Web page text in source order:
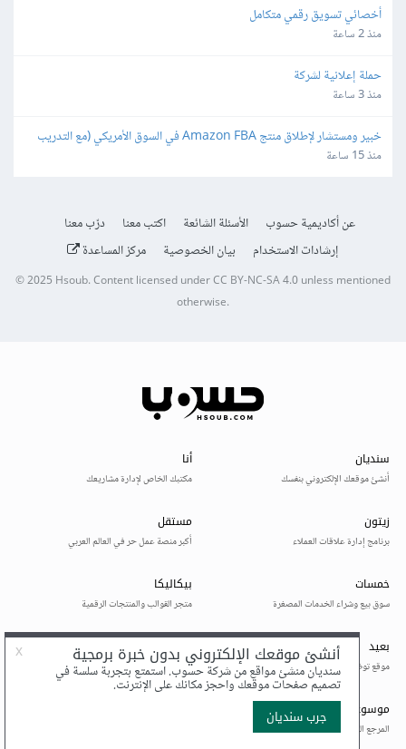
أخصائي تسويق رقمي متكامل
منذ 2 ساعة
حملة إعلانية لشركة
منذ 3 ساعة
ونقل الخبرة)
منذ 15 ساعة
عن أكاديمية حسوب الأسئلة الشائعة اكتب معنا
درّب معنا
إرشادات الاستخدام
بيان الخصوصية مركز المساعدة
© 2025 Hsoub.Content licensed underCC BY-NC-SA 4.0unless mentioned
otherwise.